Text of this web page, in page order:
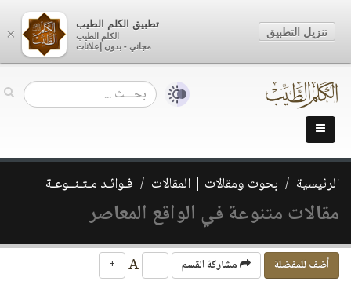
الرئيسية بحوث ومقالات | المقالات فـوائـد مـتـنــوعـة
مقالات متنوعة في الواقع المعاصر
أضف للمفضلة مشاركة القسم -
+
×
تطبيق الكلم الطيب
الكلم الطيب
مجاني - بدون إعلانات
تنزيل التطبيق